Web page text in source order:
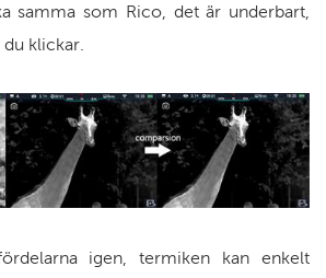
samma som Rico, det är underbart,
klickar.
igen, termiken kan enkelt